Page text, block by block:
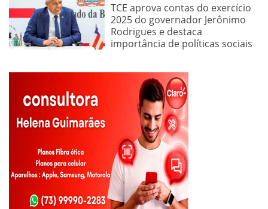
TCE aprova contas do exercício
2025 do governador Jerônimo
Rodrigues e destaca
importância de políticas sociais